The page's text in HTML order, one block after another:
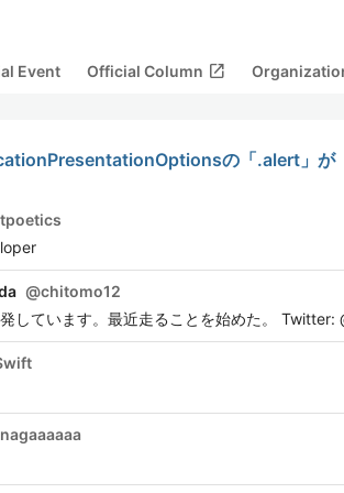
Event Official Column open_in_new
の「.alert」が
@chitomo12
しています。最近走ることを始めた。 Twitter: